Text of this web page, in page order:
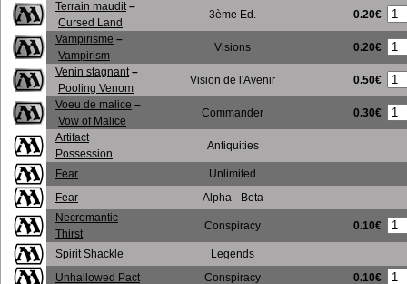
Terrain maudit –
Cursed Land
3ème Ed. 0.20€
Vampirisme –
Vampirism
Visions 0.20€
Venin stagnant –
Pooling Venom
Vision de l'Avenir 0.50€
Voeu de malice –
Vow of Malice
Commander 0.30€
Artifact
Possession
Antiquities
Fear Unlimited
Fear
Alpha - Beta
Necromantic
Thirst
Conspiracy 0.10€
Spirit Shackle Legends
Unhallowed Pact Conspiracy 0.10€